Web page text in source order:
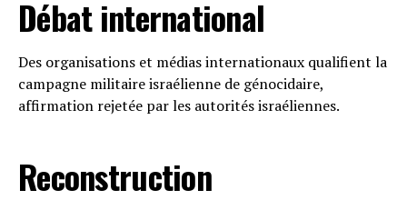
Débat international
Des organisations et médias internationaux qualifient la
campagne militaire israélienne de génocidaire,
affirmation rejetée par les autorités israéliennes.
Reconstruction